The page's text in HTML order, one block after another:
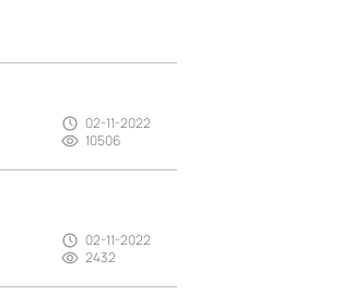
02-11-2022
10506
02-11-2022
2432